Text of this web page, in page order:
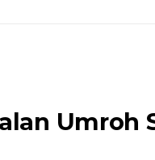
Umroh